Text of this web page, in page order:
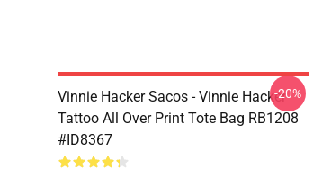
Vinnie Hacker Sacos - Vinnie Hacker
Tattoo All Over Print Tote Bag RB1208
#ID8367
-20%